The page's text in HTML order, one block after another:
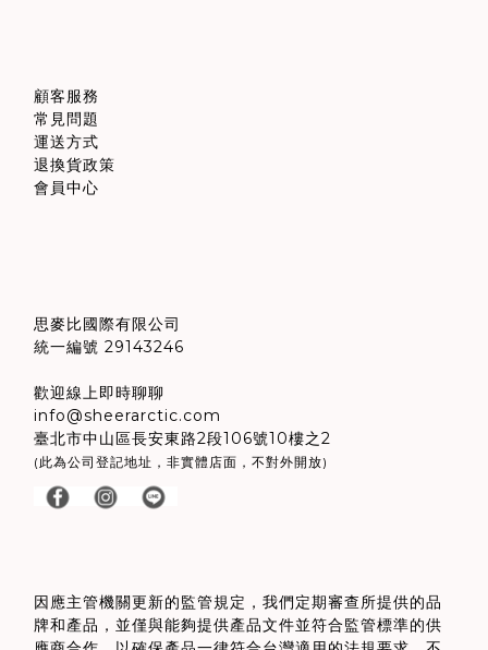
顧客服務
常見問題
運送方式
退換貨政策
會員中心
思麥比國際有限公司
統一編號 29143246
歡迎線上即時聊聊
info@sheerarctic.com
臺北市中山區長安東路2段106號10樓之2
(此為公司登記地址，非實體店面，不對外開放)
因應主管機關更新的監管規定，我們定期審查所提供的品
牌和產品 ， 並僅與能夠提供產品文件並符合監管標準的供